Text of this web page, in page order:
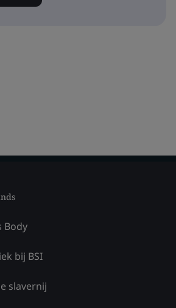
Body
bij BSI
slavernij